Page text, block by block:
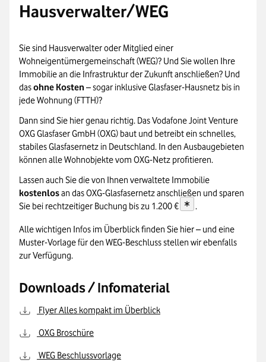
Hausverwalter/WEG
Sie sind Hausverwalter oder Mitglied einer
Wohneigentümergemeinschaft (WEG)? Und Sie wollen Ihre
Immobilie an die Infrastruktur der Zukunft anschließen? Und
dasohne Kosten – sogar inklusive Glasfaser-Hausnetz bis in
jede Wohnung (FTTH)?
Dann sind Sie hier genau richtig. Das Vodafone Joint Venture
OXG Glasfaser GmbH (OXG) baut und betreibt ein schnelles,
stabiles Glasfasernetz in Deutschland. In den Ausbaugebieten
können alle Wohnobjekte vom OXG-Netz profitieren.
Lassen auch Sie die von Ihnen verwaltete Immobilie
kostenlosan das OXG-Glasfasernetz anschließen und sparen
Sie bei rechtzeitiger Buchung bis zu 1.200 € * .
Alle wichtigen Infos im Überblick finden Sie hier – und eine
Muster-Vorlage für den WEG-Beschluss stellen wir ebenfalls
zur Verfügung.
Downloads / Infomaterial
Flyer Alles kompakt im Überblick
OXG Broschüre
WEG Beschlussvorlage